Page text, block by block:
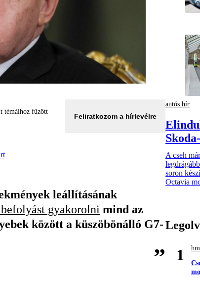
témáihoz fűzött
Feliratkozom a hírlevélre
leállításának
gyakorolni mind az
között a küszöbönálló G7-
autós hír
A cseh
soron
Octavia
1